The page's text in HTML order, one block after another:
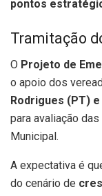
pontos
Tramitação
O Projeto de
o apoio dos
Rodrigues (PT)
para avaliação das
Municipal.
A expectativa é
do cenário de